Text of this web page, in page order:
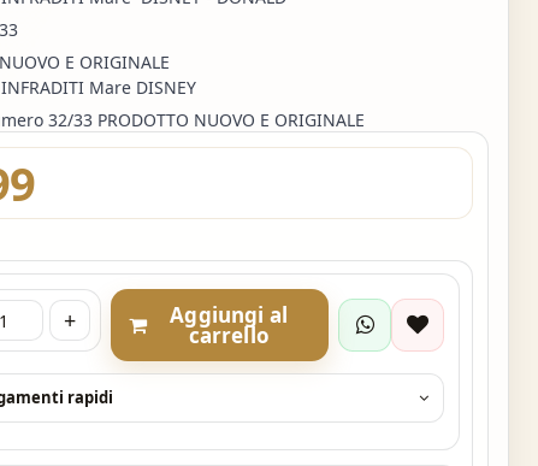
E ORIGINALE
Mare DISNEY
32/33 PRODOTTO NUOVO E ORIGINALE
+ Aggiungi al
carrello
rapidi